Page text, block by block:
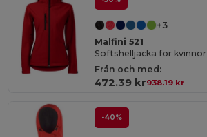
+3
Malfini 521
Softshelljacka för kvinnor
Från och med:
472.39 kr938.19 kr
-40%